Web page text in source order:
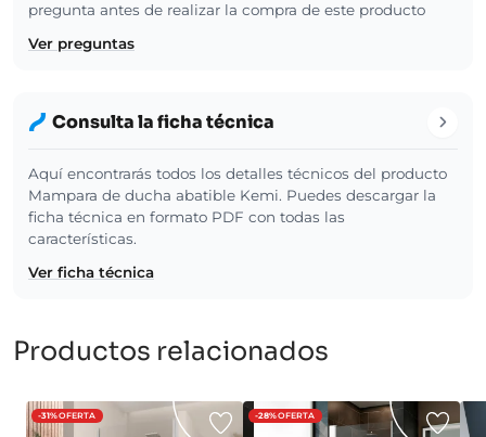
pregunta antes de realizar la compra de este producto
Ver preguntas
Consulta la ficha técnica
Aquí encontrarás todos los detalles técnicos del producto
Mampara de ducha abatible Kemi. Puedes descargar la
ficha técnica en formato PDF con todas las
características.
Ver ficha técnica
Productos relacionados
-31%OFERTA -28%OFERTA